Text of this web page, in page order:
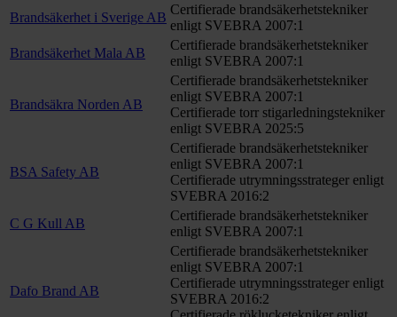
Brandsäkerhet i Sverige AB
Certifierade brandsäkerhetstekniker
enligt SVEBRA 2007:1
Brandsäkerhet Mala AB
Certifierade brandsäkerhetstekniker
enligt SVEBRA 2007:1
Brandsäkra Norden AB
Certifierade brandsäkerhetstekniker
enligt SVEBRA 2007:1
Certifierade torr stigarledningstekniker
enligt SVEBRA 2025:5
BSA Safety AB
Certifierade brandsäkerhetstekniker
enligt SVEBRA 2007:1
Certifierade utrymningsstrateger enligt
SVEBRA 2016:2
C G Kull AB
Certifierade brandsäkerhetstekniker
enligt SVEBRA 2007:1
Dafo Brand AB
Certifierade brandsäkerhetstekniker
enligt SVEBRA 2007:1
Certifierade utrymningsstrateger enligt
SVEBRA 2016:2